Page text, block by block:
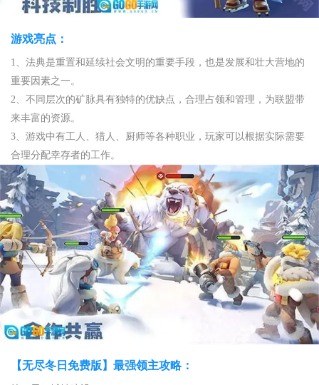
游戏亮点：
1、法典是重置和延续社会文明的重要手段，也是发展和壮大营地的
重要因素之一。
2、不同层次的矿脉具有独特的优缺点，合理占领和管理，为联盟带
来丰富的资源。
3、游戏中有工人、猎人、厨师等各种职业，玩家可以根据实际需要
合理分配幸存者的工作。
【无尽冬日免费版】最强领主攻略：